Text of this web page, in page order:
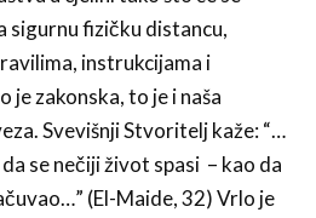
sigurnu fizičku distancu,
instrukcijama i
je zakonska, to je i naša
Svevišnji Stvoritelj kaže: “…
se nečiji život spasi – kao da
(El-Maide, 32) Vrlo je